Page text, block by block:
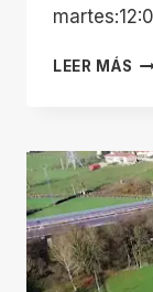
LEER MÁS